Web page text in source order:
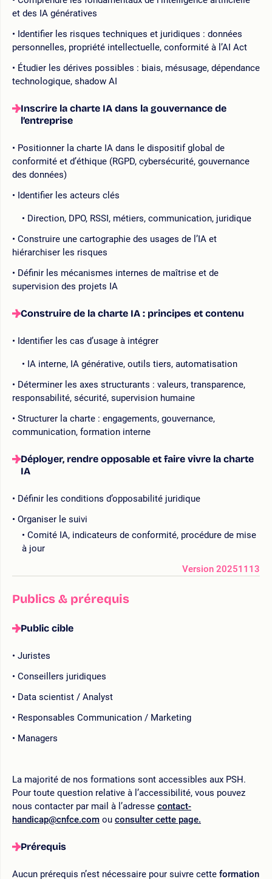
et des IA génératives
Identifier les risques techniques et juridiques : données
personnelles, propriété intellectuelle, conformité à l’AI Act
Étudier les dérives possibles : biais, mésusage, dépendance
technologique, shadow AI
Inscrire la charte IA dans la gouvernance de
l’entreprise
Positionner la charte IA dans le dispositif global de
conformité et d’éthique (RGPD, cybersécurité, gouvernance
des données)
Identifier les acteurs clés
Direction, DPO, RSSI, métiers, communication, juridique
Construire une cartographie des usages de l’IA et
hiérarchiser les risques
Définir les mécanismes internes de maîtrise et de
supervision des projets IA
Construire de la charte IA : principes et contenu
Identifier les cas d’usage à intégrer
IA interne, IA générative, outils tiers, automatisation
Déterminer les axes structurants : valeurs, transparence,
responsabilité, sécurité, supervision humaine
Structurer la charte : engagements, gouvernance,
communication, formation interne
Déployer, rendre opposable et faire vivre la charte
IA
Définir les conditions d’opposabilité juridique
Organiser le suivi
Comité IA, indicateurs de conformité, procédure de mise
à jour
Version 20251113
Publics & prérequis
Public cible
Juristes
Conseillers juridiques
Data scientist / Analyst
Responsables Communication / Marketing
Managers
La majorité de nos formations sont accessibles aux PSH.
Pour toute question relative à l’accessibilité, vous pouvez
nous contacter par mail à l’adresse contact-
handicap@cnfce.com ou consulter cette page.
Prérequis
Aucun prérequis n’est nécessaire pour suivre cette formation